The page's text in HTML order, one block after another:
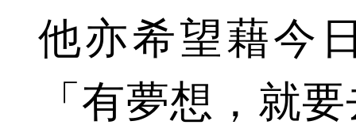
他亦希望藉今
「有夢想，就